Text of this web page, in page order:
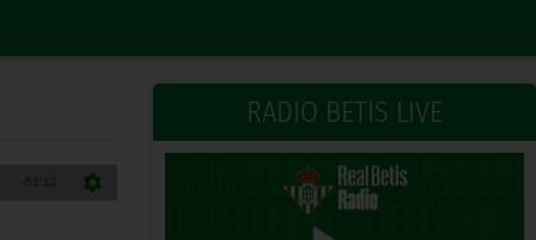
RADIO BETIS LIVE